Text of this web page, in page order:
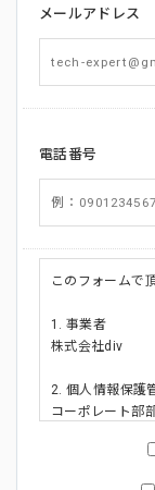
メールアドレス
電話番号
このフォームで
1. 事業者
株式会社div
2. 個人情報保護
コーポレート部